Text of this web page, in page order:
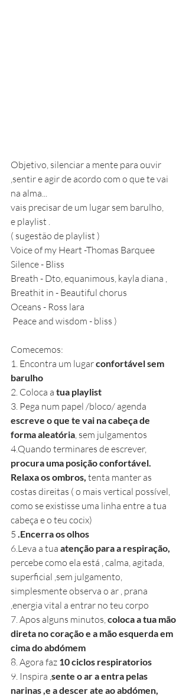
Objetivo, silenciar a mente para ouvir
,sentir e agir de acordo com o que te vai
na alma...
vais precisar de um lugar sem barulho,
e playlist .
( sugestão de playlist )
Voice of my Heart -Thomas Barquee
Silence - Bliss
Breath - Dto, equanimous, kayla diana ,
Breathit in - Beautiful chorus
Oceans - Ross lara
Peace and wisdom - bliss )
Comecemos:
1. Encontra um lugar confortável sem
barulho
2. Coloca a tua playlist
3. Pega num papel /bloco/ agenda
escreve o que te vai na cabeça de
forma aleatória, sem julgamentos
4.Quando terminares de escrever,
procura uma posição confortável.
Relaxa os ombros, tenta manter as
costas direitas ( o mais vertical possível,
como se existisse uma linha entre a tua
cabeça e o teu cocix)
5 .Encerra os olhos
6.Leva a tua atenção para a respiração,
percebe como ela está , calma, agitada,
superficial ,sem julgamento,
simplesmente observa o ar , prana
,energia vital a entrar no teu corpo
7. Apos alguns minutos, coloca a tua mão
direta no coração e a mão esquerda em
cima do abdómem
8. Agora faz 10 ciclos respiratorios
9. Inspira ,sente o ar a entra pelas
narinas ,e a descer ate ao abdómen,